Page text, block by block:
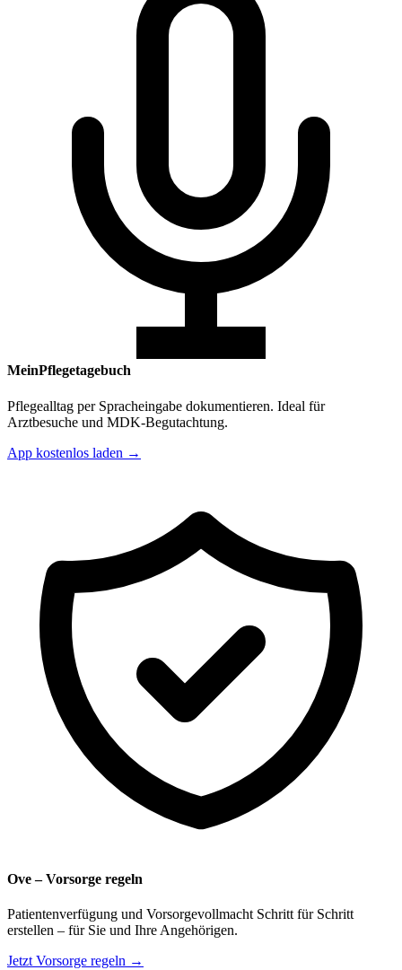
MeinPflegetagebuch
Pflegealltag per Spracheingabe dokumentieren. Ideal für
Arztbesuche und MDK-Begutachtung.
App kostenlos laden →
Ove – Vorsorge regeln
Patientenverfügung und Vorsorgevollmacht Schritt für Schritt
erstellen – für Sie und Ihre Angehörigen.
Jetzt Vorsorge regeln →